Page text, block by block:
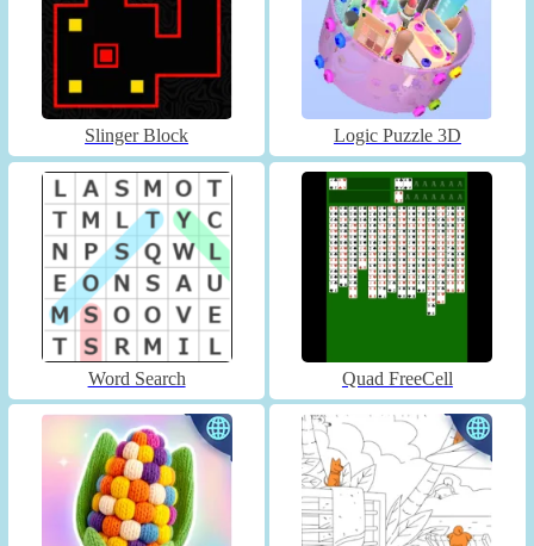
Slinger Block Logic Puzzle 3D
Word Search Quad FreeCell